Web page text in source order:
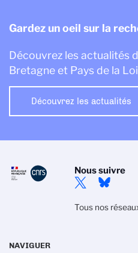
Gardez un oeil sur la
Découvrez les actualités
Bretagne et Pays de la
Découvrez les actualités
Nous suivre
Tous nos
NAVIGUER